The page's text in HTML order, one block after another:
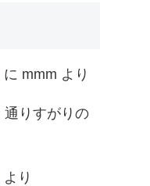
に mmm より
通りすがりの
より